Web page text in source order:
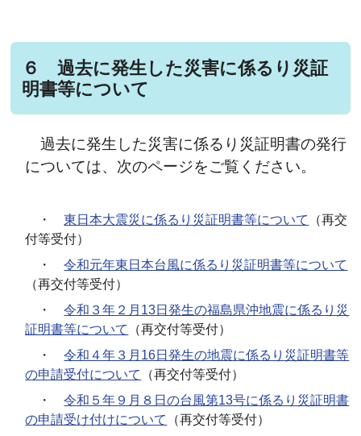
６ 過去に発生した災害に係るり災証
明書等について
過去に発生した災害に係るり災証明書の発行
については、次のページをご覧ください。
・東日本大震災に係るり災証明書等について
（再交
付等受付）
・令和元年東日本台風に係るり災証明書等について
（再交付等受付）
・令和３年２月13日発生の福島県沖地震に係るり災
証明書等について
（再交付等受付）
・令和４年３月16日発生の地震に係るり災証明書等
の申請受付について
（再交付等受付）
・
令和５年９月８日の台風第13号に係るり災証明書
の申請受け付けについて
（再交付等受付）